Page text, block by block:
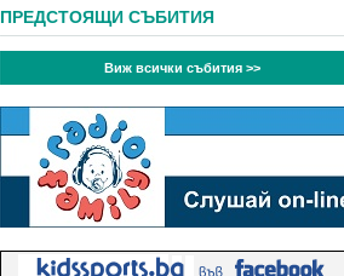
ПРЕДСТОЯЩИ СЪБИТИЯ
Виж всички събития >>